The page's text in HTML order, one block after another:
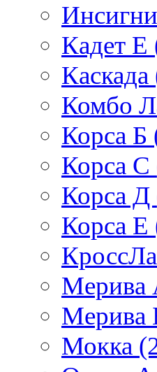
Кадет Е
Комбо
Корса Б
Корса С
Корса Д
Корса
Мерива
Мерива
Мокка